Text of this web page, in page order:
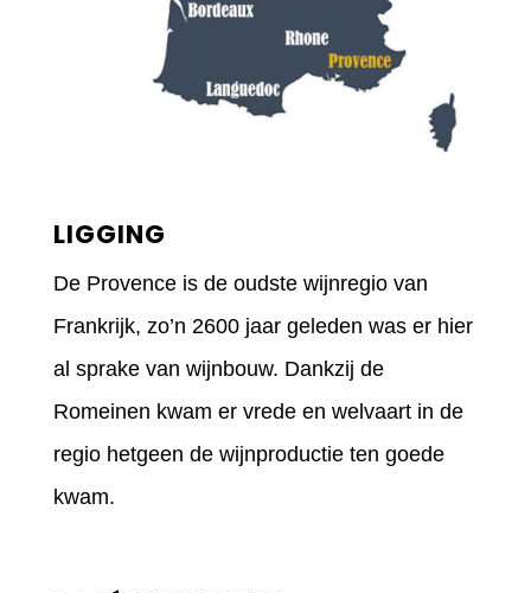
LIGGING
De Provence is de oudste wijnregio van
Frankrijk, zo’n 2600 jaar geleden was er hier
al sprake van wijnbouw. Dankzij de
Romeinen kwam er vrede en welvaart in de
regio hetgeen de wijnproductie ten goede
kwam.